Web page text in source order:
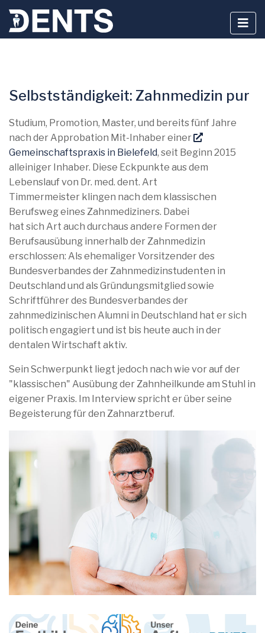
Inhalt
Selbstständigkeit: Zahnmedizin pur
Studium, Promotion, Master, und bereits fünf Jahre
nach der Approbation Mit-Inhaber einer
Gemeinschaftspraxis in Bielefeld, seit Beginn 2015
alleiniger Inhaber. Diese Eckpunkte aus dem
Lebenslauf von Dr. med. dent. Art
Timmermeister klingen nach dem klassischen
Berufsweg eines Zahnmediziners. Dabei
hat sich Art auch durchaus andere Formen der
Berufsausübung innerhalb der Zahnmedizin
erschlossen: Als ehemaliger Vorsitzender des
Bundesverbandes der Zahnmedizinstudenten in
Deutschland und als Gründungsmitglied sowie
Schriftführer des Bundesverbandes der
zahnmedizinischen Alumni in Deutschland hat er sich
politisch engagiert und ist bis heute auch in der
dentalen Wirtschaft aktiv.
Sein Schwerpunkt liegt jedoch nach wie vor auf der
"klassischen" Ausübung der Zahnheilkunde am Stuhl in
eigener Praxis. Im Interview spricht er über seine
Begeisterung für den Zahnarztberuf.